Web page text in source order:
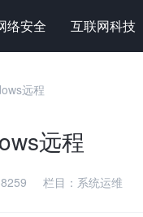
络安全 互联网科技
远程
远程
栏目： 系统运维